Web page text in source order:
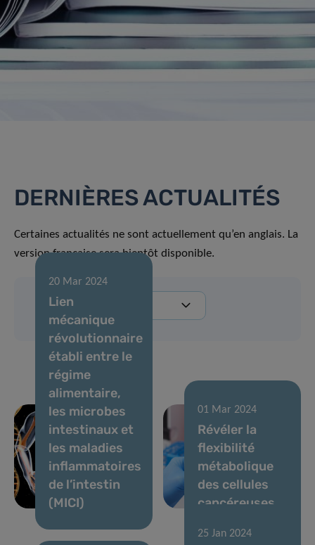
DERNIÈRES ACTUALITÉS
Certaines actualités ne sont actuellement qu’en anglais. La
version française sera bientôt disponible.
20 Mar 2024
Lien
mécanique
révolutionnaire
établi entre le
régime
alimentaire,
les microbes
intestinaux et
les maladies
inflammatoires
de l’intestin
(MICI)
01 Mar 2024
Révéler la
flexibilité
métabolique
des cellules
cancéreuses
25 Jan 2024